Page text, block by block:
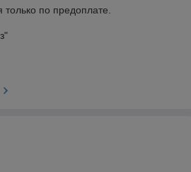
только по предоплате.